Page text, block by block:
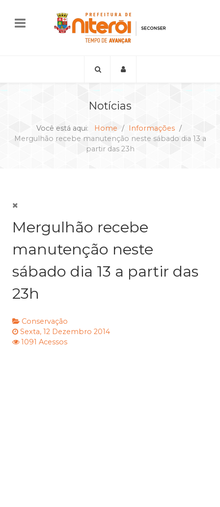
Notícias
Você está aqui: Home
Informações
Mergulhão recebe manutenção neste sábado dia 13 a
partir das 23h
Mergulhão recebe
manutenção neste
sábado dia 13 a partir das
23h
Conservação
Sexta, 12 Dezembro 2014
1091 Acessos